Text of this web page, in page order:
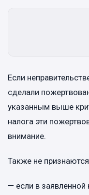
Если
сделали
указанным выше
налога эти
внимание.
Также не
— если в